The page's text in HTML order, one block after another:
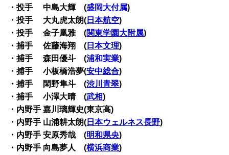
・投手 中島大輝 (盛岡大付属)
・投手 大丸虎太朗( 日本航空)
・投手 金子凰雅 (関東学園大附属)
・捕手 佐藤海翔 ( 日本文理)
・捕手 森田優斗 (浦和実業)
・捕手 小板橋浩夢(安中総合)
・捕手 閑野隼斗 (渋川青翠)
・捕手 小澤大晴 (武相)
・内野手 嘉川璃輝史(東京高)
・内野手 山浦耕太朗( 日本ウェルネス長野)
・内野手 安原秀哉 (明和県央)
・内野手 向島夢人 (横浜商業)